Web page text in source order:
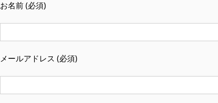
お名前 (必須)
メールアドレス (必須)